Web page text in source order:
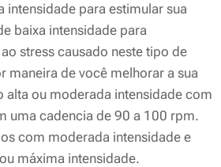
intensidade para estimular sua
baixa intensidade para
stress causado neste tipo de
maneira de você melhorar a sua
alta ou moderada intensidade com
uma cadencia de 90 a 100 rpm.
com moderada intensidade e
máxima intensidade.